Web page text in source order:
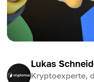
Lukas
Kryptoexperte,